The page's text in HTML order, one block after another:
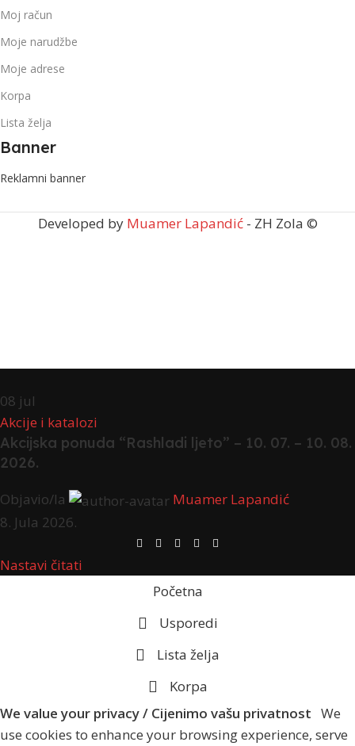
Moj račun
Moje narudžbe
Moje adrese
Korpa
Lista želja
Banner
Reklamni banner
Developed by Muamer Lapandić- ZH Zola ©
08 jul
Akcije i katalozi
Akcijska ponuda “Rashladi ljeto” – 10. 07. – 10. 08.
2026.
Objavio/la
Muamer Lapandić
8. Jula 2026.
Nastavi čitati
Početna
Usporedi
Lista želja
Korpa
We value your privacy / Cijenimo vašu privatnost We
use cookies to enhance your browsing experience, serve